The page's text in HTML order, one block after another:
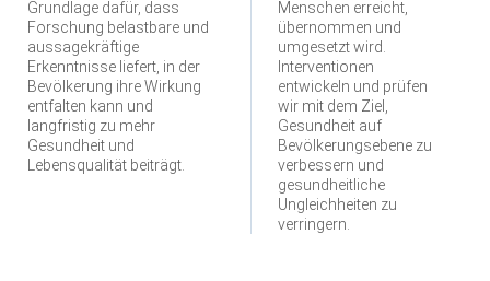
Grundlage dafür, dass
Forschung belastbare und
aussagekräftige
Erkenntnisse liefert, in der
Bevölkerung ihre Wirkung
entfalten kann und
langfristig zu mehr
Gesundheit und
Lebensqualität beiträgt.
Menschen erreicht,
übernommen und
umgesetzt wird.
Interventionen
entwickeln und prüfen
wir mit dem Ziel,
Gesundheit auf
Bevölkerungsebene zu
verbessern und
gesundheitliche
Ungleichheiten zu
verringern.